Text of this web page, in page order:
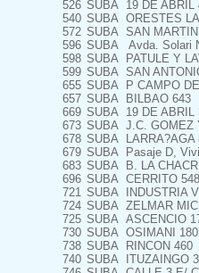
526 SUBA 19 DE ABRIL
540 SUBA ORESTES
572 SUBA SAN
596 SUBA Avda. Solari
598 SUBA PATULE Y
599 SUBA SAN
655 SUBA P CAMPO
657 SUBA BILBAO 643
669 SUBA 19 DE ABRIL
673 SUBA J.C. GOMEZ
678 SUBA LARRA?AGA
679 SUBA Pasaje D,
683 SUBA B. LA
696 SUBA CERRITO
721 SUBA INDUSTRIA
724 SUBA ZELMAR
725 SUBA ASCENCIO
730 SUBA OSIMANI
738 SUBA RINCON 460
740 SUBA ITUZAINGO